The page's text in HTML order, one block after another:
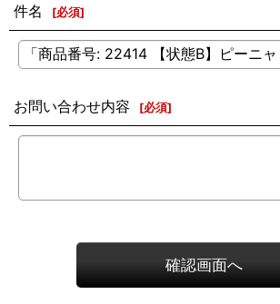
件名 [必須]
お問い合わせ内容 [必須]
確認画面へ